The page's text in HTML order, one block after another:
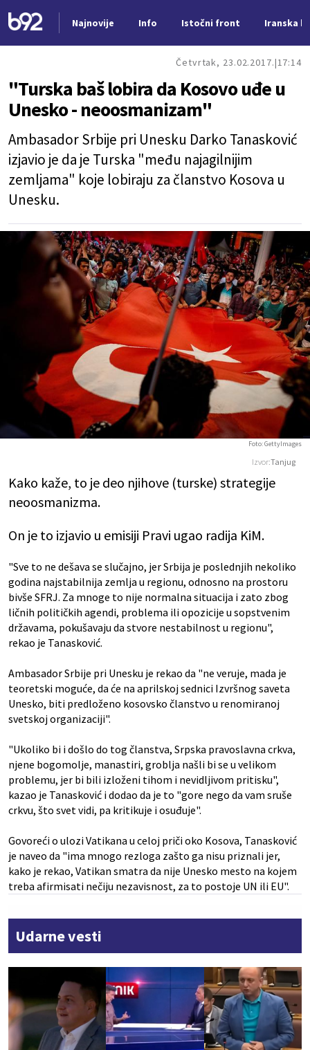
Najnovije Info Istočni front Iranska
Četvrtak, 23.02.2017. 17:14
"Turska baš lobira da Kosovo uđe u
Unesko - neoosmanizam"
Ambasador Srbije pri Unesku Darko Tanasković
izjavio je da je Turska "među najagilnijim
zemljama" koje lobiraju za članstvo Kosova u
Unesku.
Izvor:Tanjug
Foto: GettyImages
Kako kaže, to je deo njihove (turske) strategije
neoosmanizma.
On je to izjavio u emisiji Pravi ugao radija KiM.
"Sve to ne dešava se slučajno, jer Srbija je poslednjih nekoliko
godina najstabilnija zemlja u regionu, odnosno na prostoru
bivše SFRJ. Za mnoge to nije normalna situacija i zato zbog
ličnih političkih agendi, problema ili opozicije u sopstvenim
državama, pokušavaju da stvore nestabilnost u regionu",
rekao je Tanasković.
Ambasador Srbije pri Unesku je rekao da "ne veruje, mada je
teoretski moguće, da će na aprilskoj sednici Izvršnog saveta
Unesko, biti predloženo kosovsko članstvo u renomiranoj
svetskoj organizaciji".
"Ukoliko bi i došlo do tog članstva, Srpska pravoslavna crkva,
njene bogomolje, manastiri, groblja našli bi se u velikom
problemu, jer bi bili izloženi tihom i nevidljivom pritisku",
kazao je Tanasković i dodao da je to "gore nego da vam sruše
crkvu, što svet vidi, pa kritikuje i osuđuje".
Govoreći o ulozi Vatikana u celoj priči oko Kosova, Tanasković
je naveo da "ima mnogo rezloga zašto ga nisu priznali jer,
kako je rekao, Vatikan smatra da nije Unesko mesto na kojem
treba afirmisati nečiju nezavisnost, za to postoje UN ili EU".
Udarne vesti